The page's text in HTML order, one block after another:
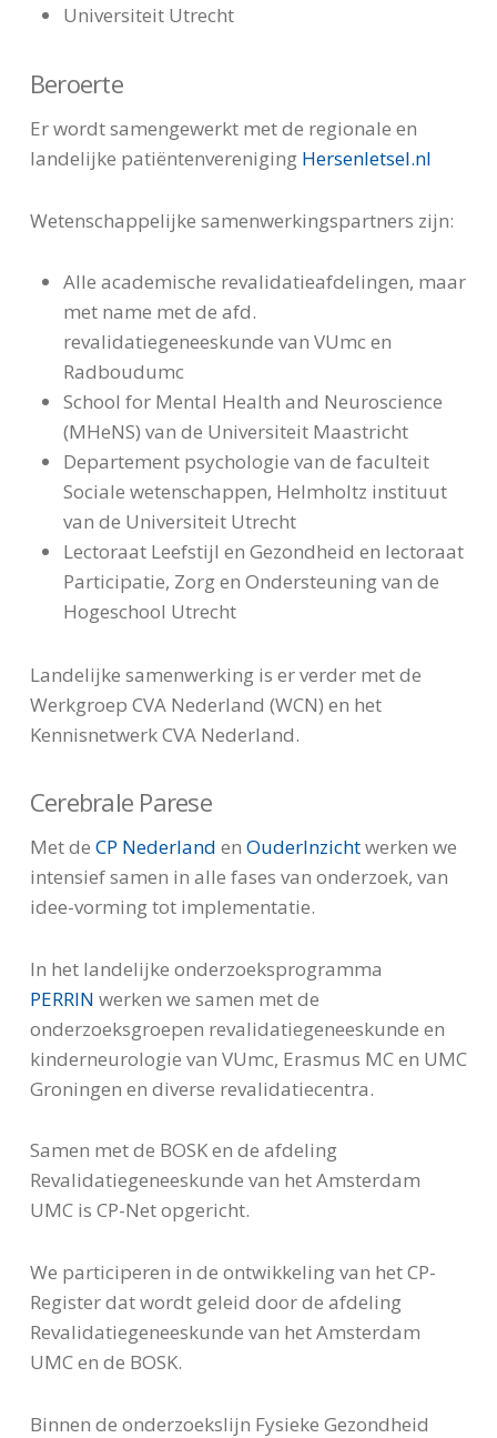
Universiteit Utrecht
Beroerte
Er wordt samengewerkt met de regionale en
landelijke patiëntenvereniging Hersenletsel.nl
Wetenschappelijke samenwerkingspartners zijn:
Alle academische revalidatieafdelingen, maar
met name met de afd.
revalidatiegeneeskunde van VUmc en
Radboudumc
School for Mental Health and Neuroscience
(MHeNS) van de Universiteit Maastricht
Departement psychologie van de faculteit
Sociale wetenschappen, Helmholtz instituut
van de Universiteit Utrecht
Lectoraat Leefstijl en Gezondheid en lectoraat
Participatie, Zorg en Ondersteuning van de
Hogeschool Utrecht
Landelijke samenwerking is er verder met de
Werkgroep CVA Nederland (WCN) en het
Kennisnetwerk CVA Nederland.
Cerebrale Parese
Met de CP Nederland en OuderInzichtwerken we
intensief samen in alle fases van onderzoek, van
idee-vorming tot implementatie.
In het landelijke onderzoeksprogramma
PERRIN werken we samen met de
onderzoeksgroepen revalidatiegeneeskunde en
kinderneurologie van VUmc, Erasmus MC en UMC
Groningen en diverse revalidatiecentra.
Samen met de BOSK en de afdeling
Revalidatiegeneeskunde van het Amsterdam
UMC is CP-Net opgericht.
We participeren in de ontwikkeling van het CP-
Register dat wordt geleid door de afdeling
Revalidatiegeneeskunde van het Amsterdam
UMC en de BOSK.
Binnen de onderzoekslijn Fysieke Gezondheid